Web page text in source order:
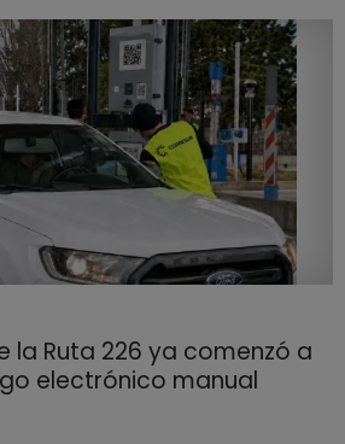
la Ruta 226 ya comenzó a
electrónico manual